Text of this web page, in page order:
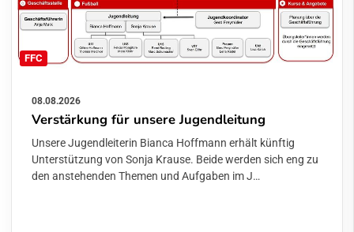
FFC
08.08.2026
Verstärkung für unsere Jugendleitung
Unsere Jugendleiterin Bianca Hoffmann erhält künftig
Unterstützung von Sonja Krause. Beide werden sich eng zu
den anstehenden Themen und Aufgaben im J…